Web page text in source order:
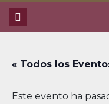
« Todos los
Este evento ha